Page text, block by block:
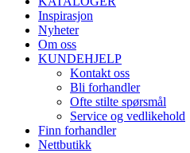
Inspirasjon
Nyheter
Om oss
KUNDEHJELP
Kontakt oss
Bli forhandler
Ofte stilte spørsmål
Service og vedlikehold
Finn forhandler
Nettbutikk